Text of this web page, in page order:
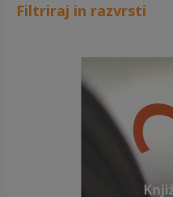
Filtriraj in razvrsti